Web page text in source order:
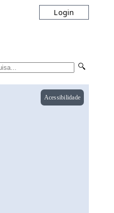
Login
Acessibilidade